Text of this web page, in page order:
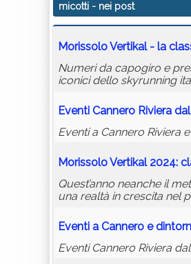
micotti - nei post
Morissolo Vertikal - la
Numeri da capogiro e
iconici dello skyrunning
Eventi Cannero Riviera
Eventi a Cannero Riviera
Morissolo Vertikal 2024:
Quest’anno neanche il
una realtà in crescita nel
Eventi a Cannero e
Eventi Cannero Riviera